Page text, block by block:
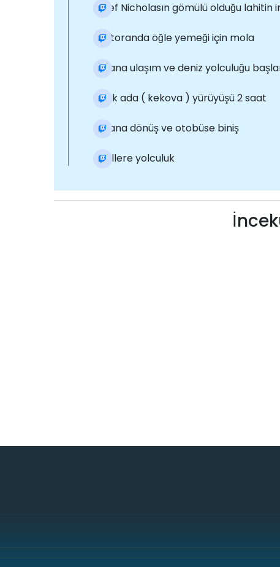
Halef Nicholasın gömülü olduğu lahitin
Restoranda öğle yemeği için mola
Limana ulaşım ve deniz yolculuğu
Batık ada ( kekova ) yürüyüşü 2 saat
Limana dönüş ve otobüse biniş
Otellere yolculuk